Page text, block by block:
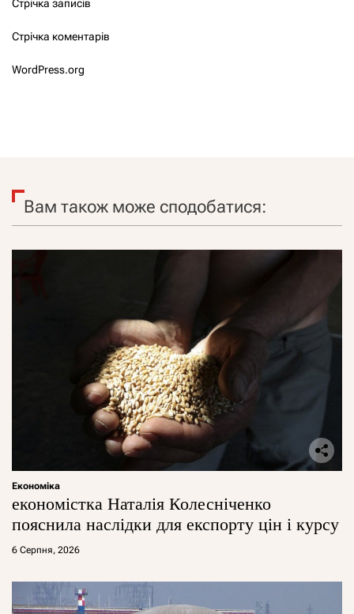
Стрічка записів
Стрічка коментарів
WordPress.org
Вам також може сподобатися:
Економіка
економістка Наталія Колесніченко
пояснила наслідки для експорту цін і курсу
6 Серпня, 2026